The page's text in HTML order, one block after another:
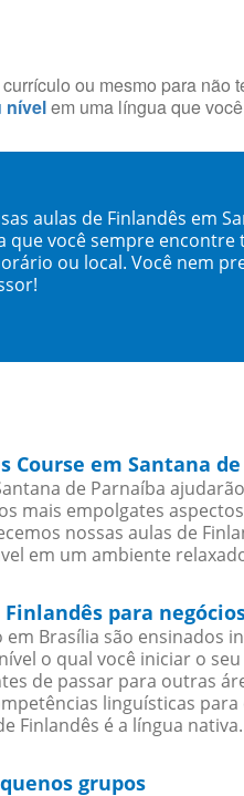
ou mesmo para
nívelem uma língua que
aulas de Finlandês em
que você sempre
ou local. Você nem
Course em Santana
de Parnaíba
mais empolgates
nossas aulas de
em um ambiente
para
em Brasília são
o qual você iniciar o
de passar para outras
linguísticas
Finlandês é a língua nativa.
grupos